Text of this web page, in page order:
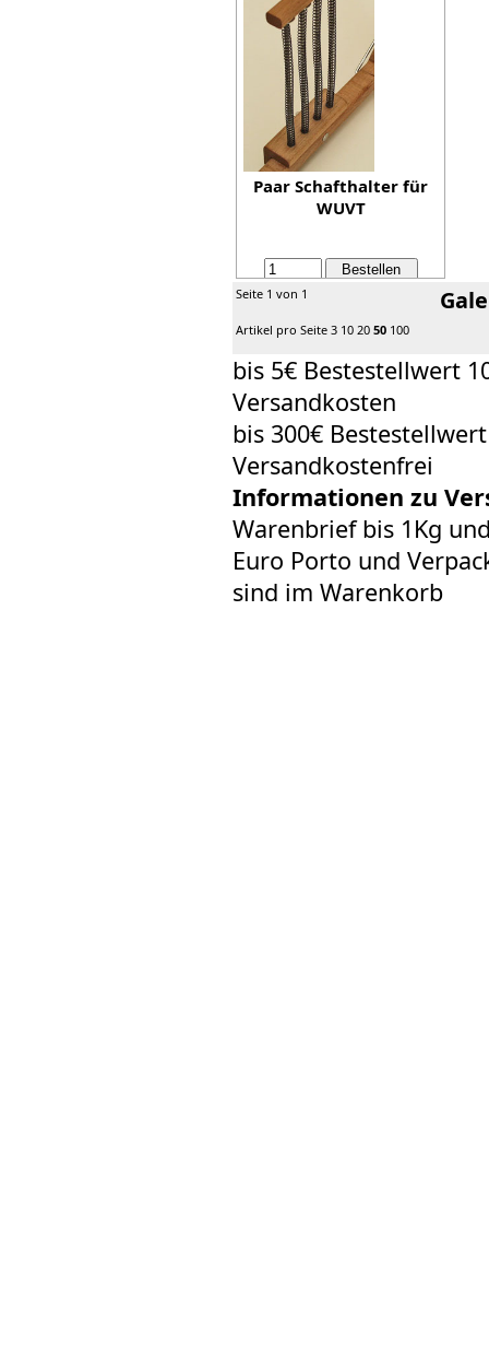
Paar Schafthalter für
WUVT
Details...
Seite 1 von 1
Artikel pro Seite 3 10 20 50 100
bis 5€ Bestestellwert
Versandkosten
bis 300€
Versandkostenfrei
Informationen zu
Warenbrief bis 1Kg
Euro Porto und
sind im Warenkorb